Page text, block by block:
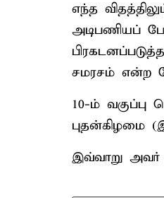
எந்த
அடிபணியப்
சமரசம் என்ற
10-ம்
புதன்கிழமை
இவ்வாறு அவர்